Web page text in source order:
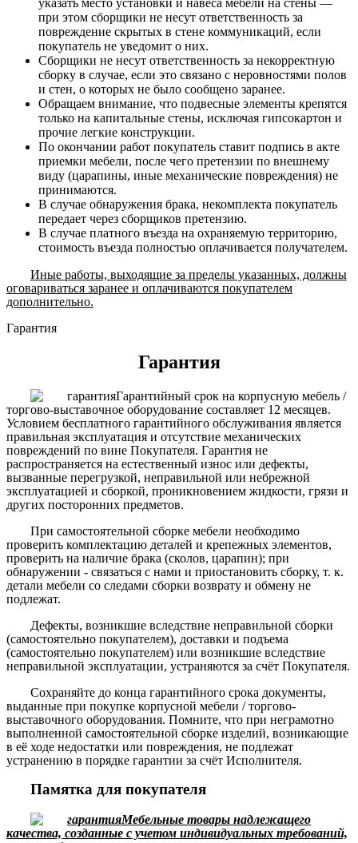
при этом сборщики не несут ответственность за
повреждение скрытых в стене коммуникаций, если
покупатель не уведомит о них.
Сборщики не несут ответственность за некорректную
сборку в случае, если это связано с неровностями полов
и стен, о которых не было сообщено заранее.
Обращаем внимание, что подвесные элементы крепятся
только на капитальные стены, исключая гипсокартон и
прочие легкие конструкции.
По окончании работ покупатель ставит подпись в акте
приемки мебели, после чего претензии по внешнему
виду (царапины, иные механические повреждения) не
принимаются.
В случае обнаружения брака, некомплекта покупатель
передает через сборщиков претензию.
В случае платного въезда на охраняемую территорию,
стоимость въезда полностью оплачивается получателем.
Иные работы, выходящие за пределы указанных, должны
оговариваться заранее и оплачиваются покупателем
дополнительно.
Гарантия
Гарантия
Гарантийный срок на корпусную мебель /
торгово-выставочное оборудование составляет 12 месяцев.
Условием бесплатного гарантийного обслуживания является
правильная эксплуатация и отсутствие механических
повреждений по вине Покупателя. Гарантия не
распространяется на естественный износ или дефекты,
вызванные перегрузкой, неправильной или небрежной
эксплуатацией и сборкой, проникновением жидкости, грязи и
других посторонних предметов.
При самостоятельной сборке мебели необходимо
проверить комплектацию деталей и крепежных элементов,
проверить на наличие брака (сколов, царапин); при
обнаружении - связаться с нами и приостановить сборку, т. к.
детали мебели со следами сборки возврату и обмену не
подлежат.
Дефекты, возникшие вследствие неправильной сборки
(самостоятельно покупателем), доставки и подъема
(самостоятельно покупателем) или возникшие вследствие
неправильной эксплуатации, устраняются за счёт Покупателя.
Сохраняйте до конца гарантийного срока документы,
выданные при покупке корпусной мебели / торгово-
выставочного оборудования. Помните, что при неграмотно
выполненной самостоятельной сборке изделий, возникающие
в её ходе недостатки или повреждения, не подлежат
устранению в порядке гарантии за счёт Исполнителя.
Памятка для покупателя
Мебельные товары надлежащего
качества, созданные с учетом индивидуальных требований,